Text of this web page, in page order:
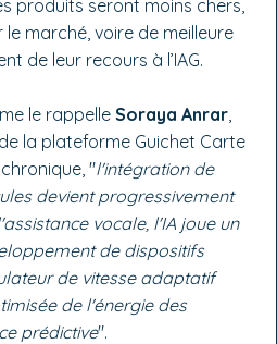
produits seront moins chers,
marché, voire de meilleure
de leur recours à l’IAG.
le rappelle Soraya Anrar
la plateforme Guichet Carte
"l'intégration de
devient progressivement
vocale, l'IA joue un
de dispositifs
de vitesse adaptatif
de l'énergie des
prédictive".